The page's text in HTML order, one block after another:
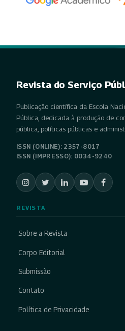
Revista do Serviço
Publicação científica da Escola
Pública, dedicada à produção de
pública, políticas públicas e
ISSN (ONLINE): 2357-8017
ISSN (IMPRESSO): 0034-9240
REVISTA
Sobre a Revista
Corpo Editorial
Submissão
Contato
Política de Privacidade